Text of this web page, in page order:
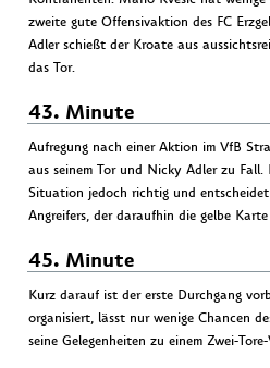
zweite gute Offensivaktion des FC
Adler schießt der Kroate aus
das Tor.
43. Minute
Aufregung nach einer Aktion im VfB
aus seinem Tor und Nicky Adler zu
Situation jedoch richtig und
Angreifers, der daraufhin die gelbe
45. Minute
Kurz darauf ist der erste Durchgang
organisiert, lässt nur wenige Chancen
seine Gelegenheiten zu einem Zwei-